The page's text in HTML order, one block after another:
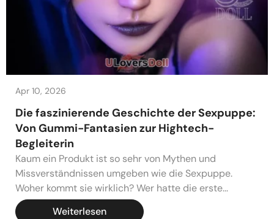
Apr 10, 2026
Die faszinierende Geschichte der Sexpuppe:
Von Gummi-Fantasien zur Hightech-
Begleiterin
Kaum ein Produkt ist so sehr von Mythen und
Missverständnissen umgeben wie die Sexpuppe.
Woher kommt sie wirklich? Wer hatte die erste...
Weiterlesen